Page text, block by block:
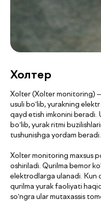
Холтер
Xolter (Xolter monitoring)
usuli bo‘lib, yurakning
qayd etish imkonini beradi.
bo‘lib, yurak ritmi
tushunishga yordam beradi.
Xolter monitoring maxsus
oshiriladi. Qurilma bemor
elektrodlarga ulanadi. Kun
qurilma yurak faoliyati
so‘ngra ular mutaxassis
Kerakli
olmadingizmi?
sizga yordam
+998
Menga
«Menga qo‘ng‘iroq qiling»